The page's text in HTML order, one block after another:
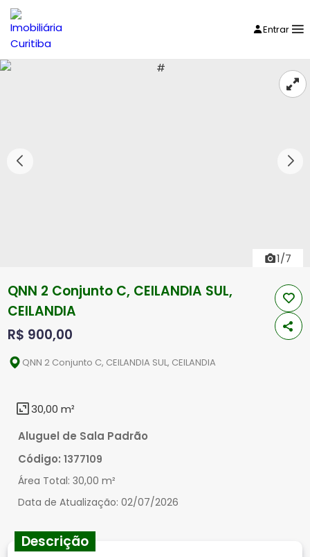
Entrar
1/7
QNN 2 Conjunto C, CEILANDIA SUL,
CEILANDIA
R$ 900,00
QNN 2 Conjunto C, CEILANDIA SUL, CEILANDIA
30,00 m²
Aluguel de Sala Padrão
Código: 1377109
Área Total: 30,00 m²
Data de Atualização: 02/07/2026
Descrição